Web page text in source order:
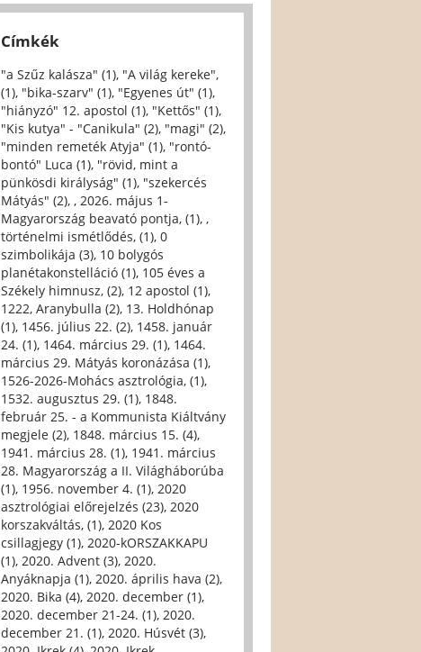
Címkék
"a Szűz kalásza" (1), "A világ kereke",
(1), "bika-szarv" (1), "Egyenes út" (1),
"hiányzó" 12. apostol (1), "Kettős" (1),
"Kis kutya" - "Canikula" (2), "magi" (2),
"minden remeték Atyja" (1), "rontó-
bontó" Luca (1), "rövid, mint a
pünkösdi királyság" (1), "szekercés
Mátyás" (2), , 2026. május 1-
Magyarország beavató pontja, (1), ,
történelmi ismétlődés, (1), 0
szimbolikája (3), 10 bolygós
planétakonstelláció (1), 105 éves a
Székely himnusz, (2), 12 apostol (1),
1222, Aranybulla (2), 13. Holdhónap
(1), 1456. július 22. (2), 1458. január
24. (1), 1464. március 29. (1), 1464.
március 29. Mátyás koronázása (1),
1526-2026-Mohács asztrológia, (1),
1532. augusztus 29. (1), 1848.
február 25. - a Kommunista Kiáltvány
megjele (2), 1848. március 15. (4),
1941. március 28. (1), 1941. március
28. Magyarország a II. Világháborúba
(1), 1956. november 4. (1), 2020
asztrológiai előrejelzés (23), 2020
korszakváltás, (1), 2020 Kos
csillagjegy (1), 2020-kORSZAKKAPU
(1), 2020. Advent (3), 2020.
Anyáknapja (1), 2020. április hava (2),
2020. Bika (4), 2020. december (1),
2020. december 21-24. (1), 2020.
december 21. (1), 2020. Húsvét (3),